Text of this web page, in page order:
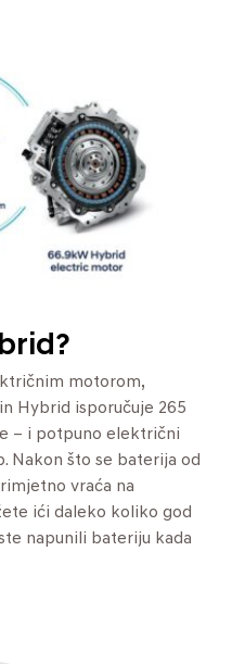
motorom,
Hybrid isporučuje 265
– i potpuno električni
Nakon što se baterija od
vraća na
ići daleko koliko god
napunili bateriju kada